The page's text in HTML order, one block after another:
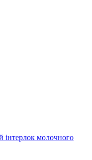
інтерлок молочного